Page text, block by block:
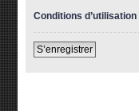
Conditions d’utilisation
S’enregistrer